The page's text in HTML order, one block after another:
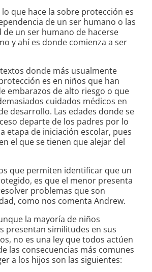
que hace la sobre protección es
de un ser humano o las
un ser humano de hacerse
y ahí es donde comienza a ser
donde más usualmente
es en niños que han
embarazos de alto riesgo o que
cuidados médicos en
desarrollo. Las edades donde se
departe de los padres por lo
etapa de iniciación escolar, pues
el que se tienen que alejar del
que permiten identificar que un
es que el menor presenta
problemas que son
como nos comenta Andrew.
la mayoría de niños
presentan similitudes en sus
no es una ley que todos actúen
las consecuencias más comunes
a los hijos son las siguientes: